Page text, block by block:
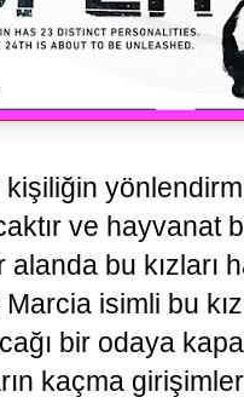
ve hayvanat
alanda bu kızları
isimli bu
bir odaya
kaçma